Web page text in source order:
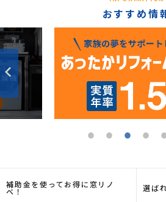
おすすめ情
補助金を使ってお得に窓リノ
ベ！ 選ば